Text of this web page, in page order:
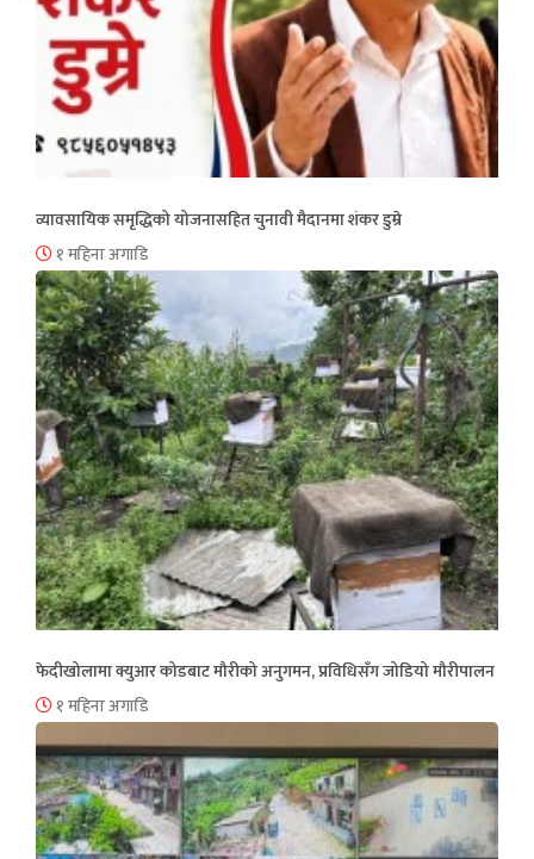
व्यावसायिक समृद्धिको योजनासहित चुनावी मैदानमा शंकर डुम्रे
१ महिना अगाडि
फेदीखोलामा क्युआर कोडबाट मौरीको अनुगमन, प्रविधिसँग जोडियो मौरीपालन
१ महिना अगाडि